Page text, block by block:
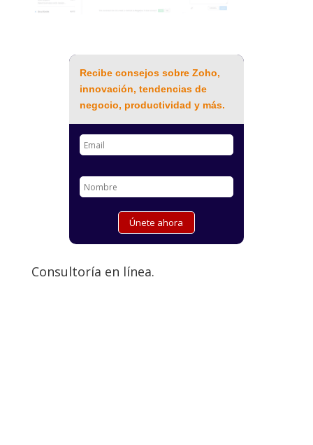
Recibe consejos sobre Zoho,
innovación, tendencias de
negocio, productividad y más.
Consultoría en línea.